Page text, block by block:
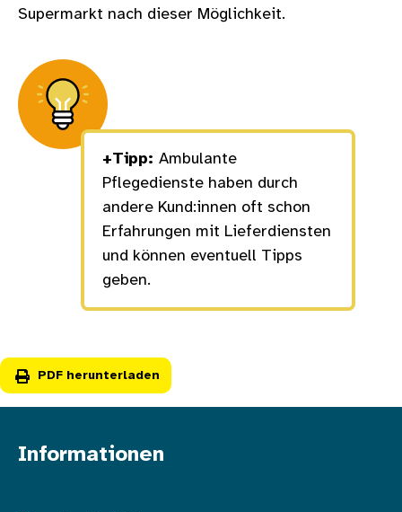
Supermarkt nach dieser Möglichkeit.
+Tipp: Ambulante
Pflegedienste haben durch
andere Kund:innen oft schon
Erfahrungen mit Lieferdiensten
und können eventuell Tipps
geben.
PDF herunterladen
Informationen